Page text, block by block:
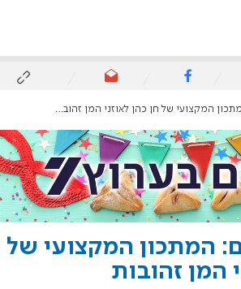
המקצועי של חן כהן לאוזני המן זהובות
המתכון המקצועי של
המן זהובות